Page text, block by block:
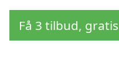
Få 3 tilbud,